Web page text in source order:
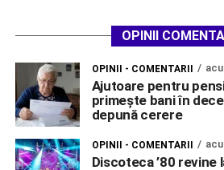
OPINII
OPINII - COMENTARII
Ajutoare pentru
primește bani în
depună cerere
OPINII - COMENTARII
Discoteca ’80 revine